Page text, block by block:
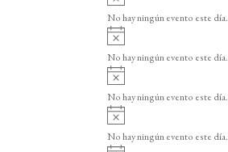
o
v
i
o
No hay ningún evento este día.
v
i
o
No hay ningún evento este día.
v
i
o
No hay ningún evento este día.
v
i
No hay ningún evento este día.